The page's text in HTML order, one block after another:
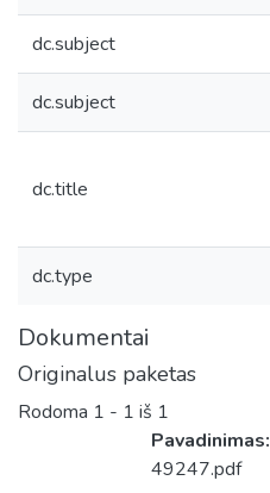
dc.subject
dc.subject
dc.title
dc.type
Dokumentai
Originalus paketas
Rodoma 1 - 1 iš 1
Pavadinimas:
49247.pdf